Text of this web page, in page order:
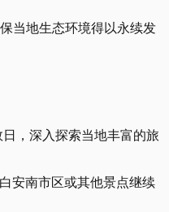
当地生态环境得以永续发
日，深入探索当地丰富的旅
安南市区或其他景点继续